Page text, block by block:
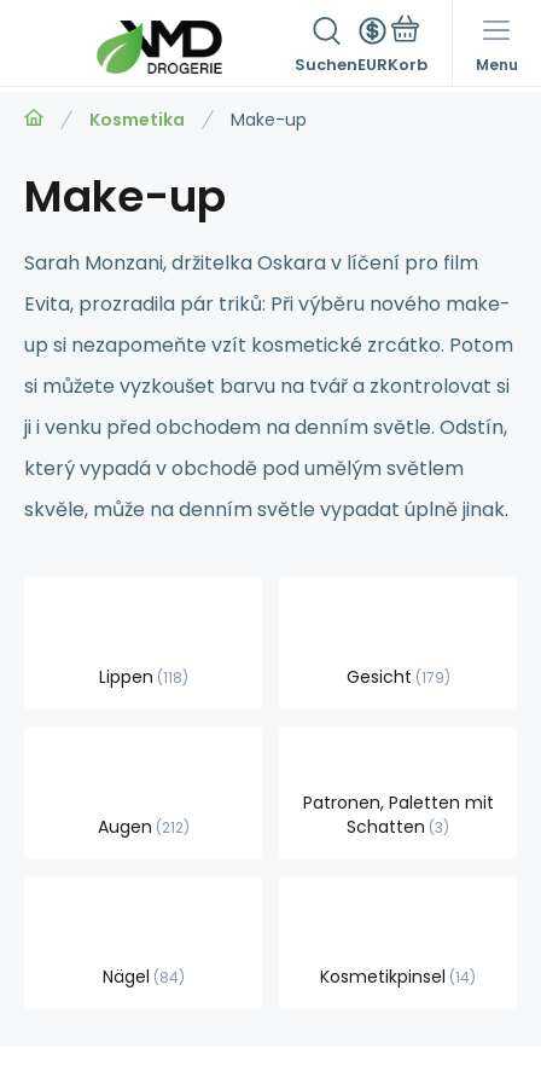
SuchenEUR Menu
Kosmetika Make-up
Make-up
Sarah Monzani, držitelka Oskara v líčení pro film
Evita, prozradila pár triků: Při výběru nového make-
up si nezapomeňte vzít kosmetické zrcátko. Potom
si můžete vyzkoušet barvu na tvář a zkontrolovat si
ji i venku před obchodem na denním světle. Odstín,
který vypadá v obchodě pod umělým světlem
skvěle, může na denním světle vypadat úplně jinak.
Lippen 118 Gesicht 179
Augen 212
Patronen, Paletten mit
Schatten 3
Nägel 84 Kosmetikpinsel 14